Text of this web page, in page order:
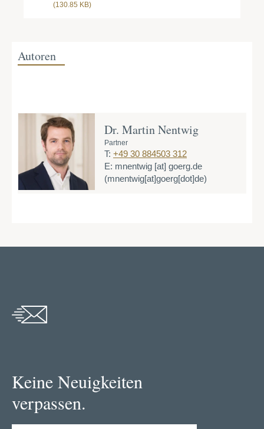
(130.85 KB)
Autoren
Dr. Martin Nentwig
Partner
T: +49 30 884503 312
E: mnentwig [at] goerg.de
(mnentwig[at]goerg[dot]de)
Keine Neuigkeiten
verpassen.